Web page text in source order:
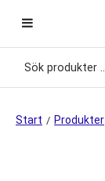
Start / Produkter